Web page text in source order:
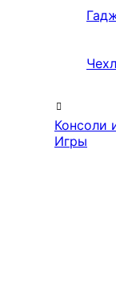
Консоли
Игры